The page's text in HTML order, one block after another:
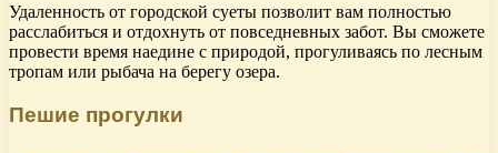
Удаленность от городской суеты позволит вам полностью
расслабиться и отдохнуть от повседневных забот. Вы сможете
провести время наедине с природой, прогуливаясь по лесным
тропам или рыбача на берегу озера.
Пешие прогулки